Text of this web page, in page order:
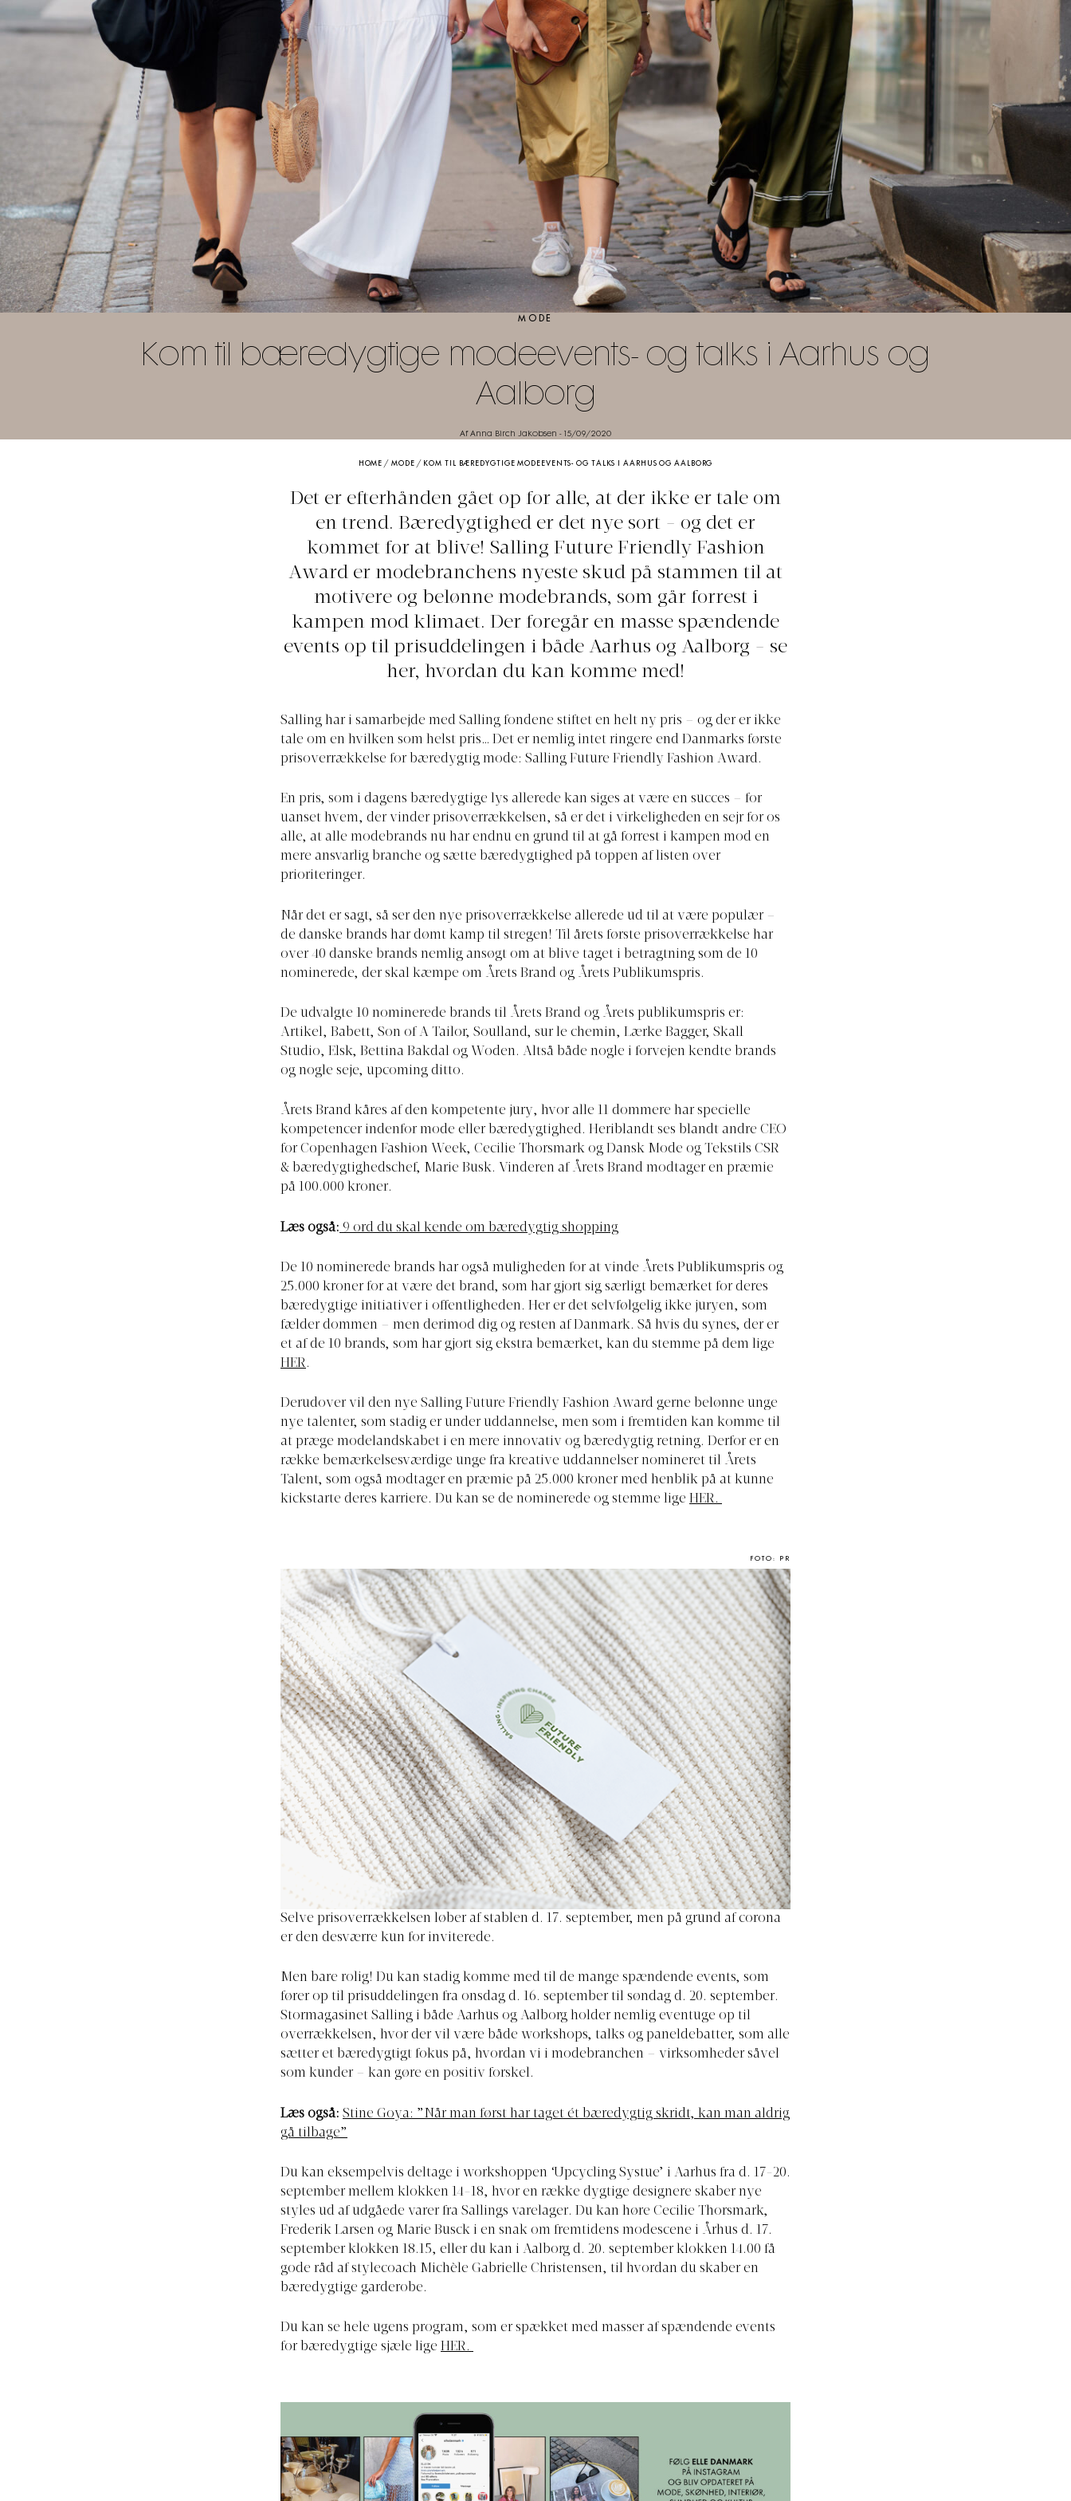
MODE
Kom til bæredygtige modeevents- og talks i Aarhus og
Aalborg
Af Anna Birch Jakobsen - 15/09/2020
HOME / MODE / KOM TIL BÆREDYGTIGE MODEEVENTS- OG TALKS I AARHUS OG AALBORG
Det er efterhånden gået op for alle, at der ikke er tale om
en trend. Bæredygtighed er det nye sort - og det er
kommet for at blive! Salling Future Friendly Fashion
Award er modebranchens nyeste skud på stammen til at
motivere og belønne modebrands, som går forrest i
kampen mod klimaet. Der foregår en masse spændende
events op til prisuddelingen i både Aarhus og Aalborg - se
her, hvordan du kan komme med!
Salling har i samarbejde med Salling fondene stiftet en helt ny pris – og der er ikke
tale om en hvilken som helst pris… Det er nemlig intet ringere end Danmarks første
prisoverrækkelse for bæredygtig mode: Salling Future Friendly Fashion Award.
En pris, som i dagens bæredygtige lys allerede kan siges at være en succes – for
uanset hvem, der vinder prisoverrækkelsen, så er det i virkeligheden en sejr for os
alle, at alle modebrands nu har endnu en grund til at gå forrest i kampen mod en
mere ansvarlig branche og sætte bæredygtighed på toppen af listen over
prioriteringer.
Når det er sagt, så ser den nye prisoverrækkelse allerede ud til at være populær –
de danske brands har dømt kamp til stregen! Til årets første prisoverrækkelse har
over 40 danske brands nemlig ansøgt om at blive taget i betragtning som de 10
nominerede, der skal kæmpe om Årets Brand og Årets Publikumspris.
De udvalgte 10 nominerede brands til Årets Brand og Årets publikumspris er:
Artikel, Babett, Son of A Tailor, Soulland, sur le chemin, Lærke Bagger, Skall
Studio, Elsk, Bettina Bakdal og Woden. Altså både nogle i forvejen kendte brands
og nogle seje, upcoming ditto.
Årets Brand kåres af den kompetente jury, hvor alle 11 dommere har specielle
kompetencer indenfor mode eller bæredygtighed. Heriblandt ses blandt andre CEO
for Copenhagen Fashion Week, Cecilie Thorsmark og Dansk Mode og Tekstils CSR
& bæredygtighedschef, Marie Busk. Vinderen af Årets Brand modtager en præmie
på 100.000 kroner.
Læs også: 9 ord du skal kende om bæredygtig shopping
De 10 nominerede brands har også muligheden for at vinde Årets Publikumspris og
25.000 kroner for at være det brand, som har gjort sig særligt bemærket for deres
bæredygtige initiativer i offentligheden. Her er det selvfølgelig ikke juryen, som
fælder dommen – men derimod dig og resten af Danmark. Så hvis du synes, der er
et af de 10 brands, som har gjort sig ekstra bemærket, kan du stemme på dem lige
HER.
Derudover vil den nye Salling Future Friendly Fashion Award gerne belønne unge
nye talenter, som stadig er under uddannelse, men som i fremtiden kan komme til
at præge modelandskabet i en mere innovativ og bæredygtig retning. Derfor er en
række bemærkelsesværdige unge fra kreative uddannelser nomineret til Årets
Talent, som også modtager en præmie på 25.000 kroner med henblik på at kunne
kickstarte deres karriere. Du kan se de nominerede og stemme lige HER.
FOTO: PR
Selve prisoverrækkelsen løber af stablen d. 17. september, men på grund af corona
er den desværre kun for inviterede.
Men bare rolig! Du kan stadig komme med til de mange spændende events, som
fører op til prisuddelingen fra onsdag d. 16. september til søndag d. 20. september.
Stormagasinet Salling i både Aarhus og Aalborg holder nemlig eventuge op til
overrækkelsen, hvor der vil være både workshops, talks og paneldebatter, som alle
sætter et bæredygtigt fokus på, hvordan vi i modebranchen – virksomheder såvel
som kunder – kan gøre en positiv forskel.
Læs også: Stine Goya: ”Når man først har taget ét bæredygtig skridt, kan man aldrig
gå tilbage”
Du kan eksempelvis deltage i workshoppen ‘Upcycling Systue’ i Aarhus fra d. 17-20.
september mellem klokken 14-18, hvor en række dygtige designere skaber nye
styles ud af udgåede varer fra Sallings varelager. Du kan høre Cecilie Thorsmark,
Frederik Larsen og Marie Busck i en snak om fremtidens modescene i Århus d. 17.
september klokken 18.15, eller du kan i Aalborg d. 20. september klokken 14.00 få
gode råd af stylecoach Michèle Gabrielle Christensen, til hvordan du skaber en
bæredygtige garderobe.
Du kan se hele ugens program, som er spækket med masser af spændende events
for bæredygtige sjæle lige HER.